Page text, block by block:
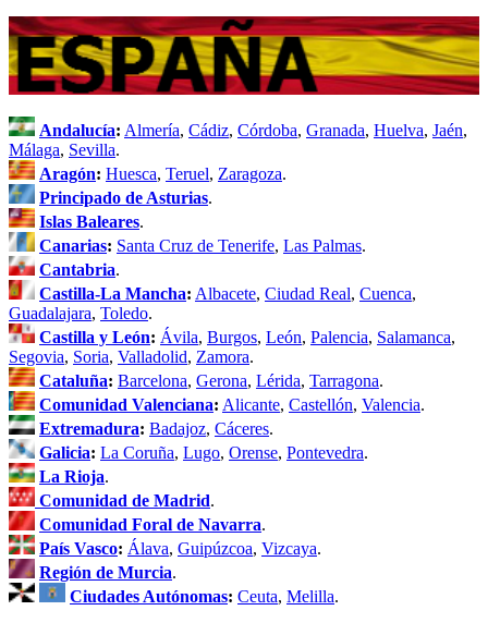
Andalucía: Almería, Cádiz, Córdoba, Granada, Huelva, Jaén,
Málaga, Sevilla.
Aragón: Huesca, Teruel, Zaragoza.
Principado de Asturias.
Islas Baleares.
Canarias: Santa Cruz de Tenerife, Las Palmas.
Cantabria.
Castilla-La Mancha: Albacete, Ciudad Real, Cuenca,
Guadalajara, Toledo.
Castilla y León: Ávila, Burgos, León, Palencia, Salamanca,
Segovia, Soria, Valladolid, Zamora.
Cataluña: Barcelona, Gerona, Lérida, Tarragona.
Comunidad Valenciana: Alicante, Castellón, Valencia.
Extremadura: Badajoz, Cáceres.
Galicia: La Coruña, Lugo, Orense, Pontevedra.
La Rioja.
Comunidad de Madrid.
Comunidad Foral de Navarra.
País Vasco: Álava, Guipúzcoa, Vizcaya.
Región de Murcia.
Ciudades Autónomas: Ceuta, Melilla.